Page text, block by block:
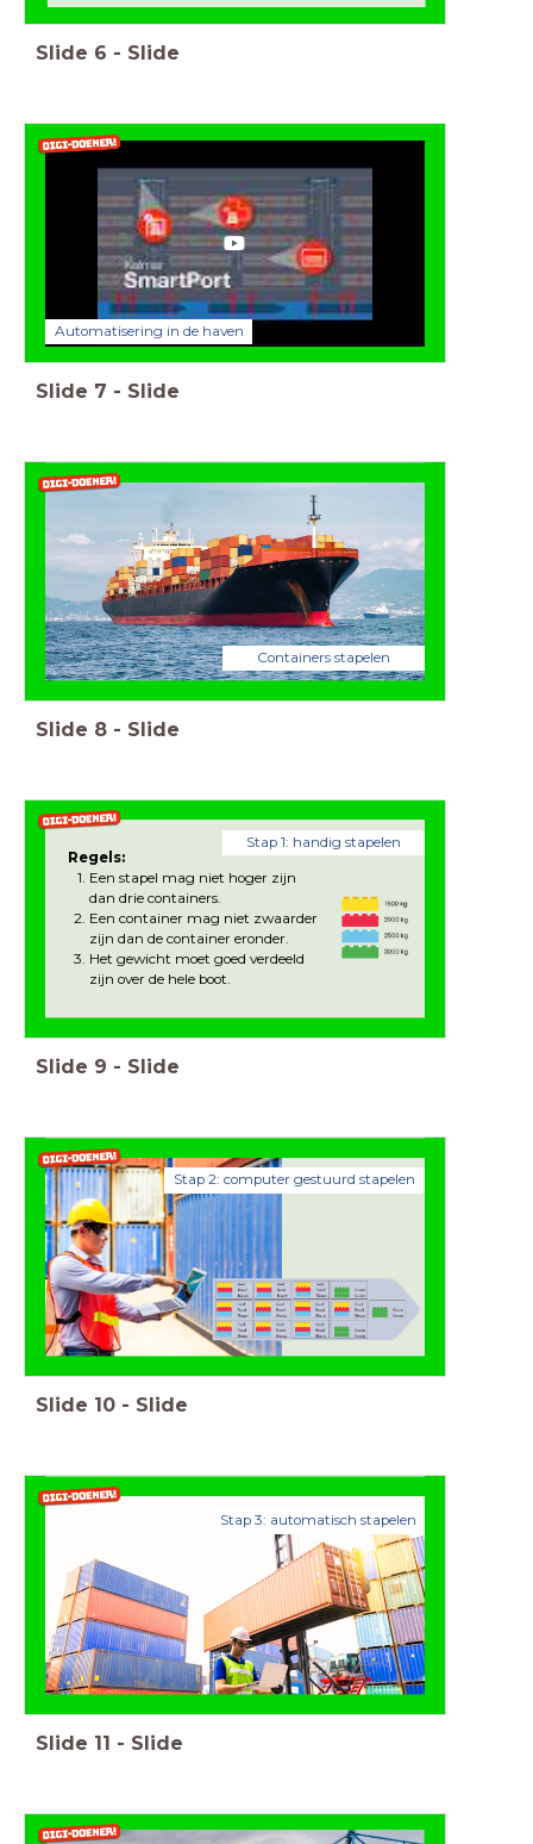
Slide 6 - Slide
Automatisering in de haven
Slide 7 - Slide
Containers stapelen
Slide 8 - Slide
Regels:
Een stapel mag niet hoger zijn
dan drie containers.
Een container mag niet zwaarder
zijn dan de container eronder.
Het gewicht moet goed verdeeld
zijn over de hele boot.
Stap 1: handig stapelen
Slide 9 - Slide
Stap 2: computer gestuurd stapelen
Slide 10 - Slide
Stap 3: automatisch stapelen
Slide 11 - Slide